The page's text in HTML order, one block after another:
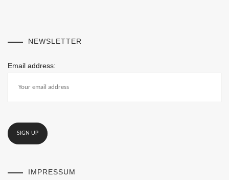
NEWSLETTER
Email address:
IMPRESSUM